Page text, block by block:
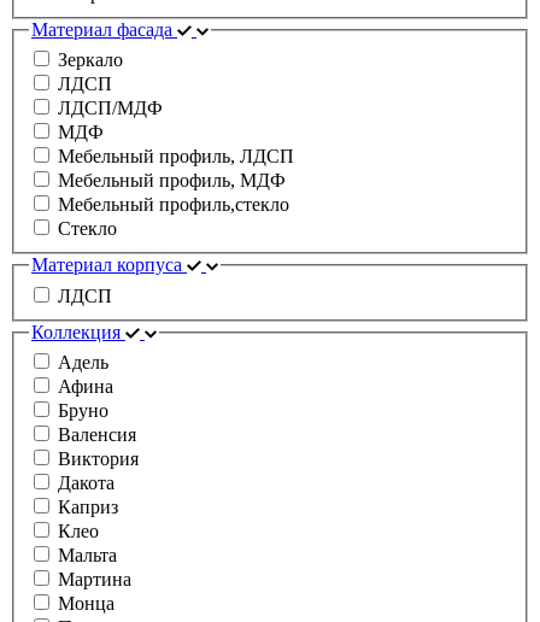
Материал фасада
Зеркало
ЛДСП
ЛДСП/МДФ
МДФ
Мебельный профиль, ЛДСП
Мебельный профиль, МДФ
Мебельный профиль,стекло
Стекло
Материал корпуса
ЛДСП
Коллекция
Адель
Афина
Бруно
Валенсия
Виктория
Дакота
Каприз
Клео
Мальта
Мартина
Монца